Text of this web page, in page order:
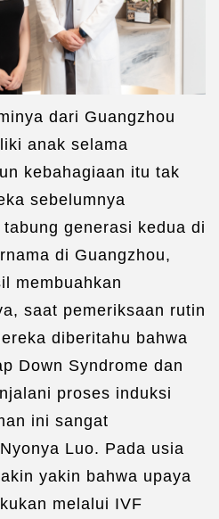
dari Guangzhou
anak selama
kebahagiaan itu tak
sebelumnya
generasi kedua di
di Guangzhou,
membuahkan
saat pemeriksaan rutin
diberitahu bahwa
Down Syndrome dan
proses induksi
ini sangat
Luo. Pada usia
yakin bahwa upaya
melalui IVF